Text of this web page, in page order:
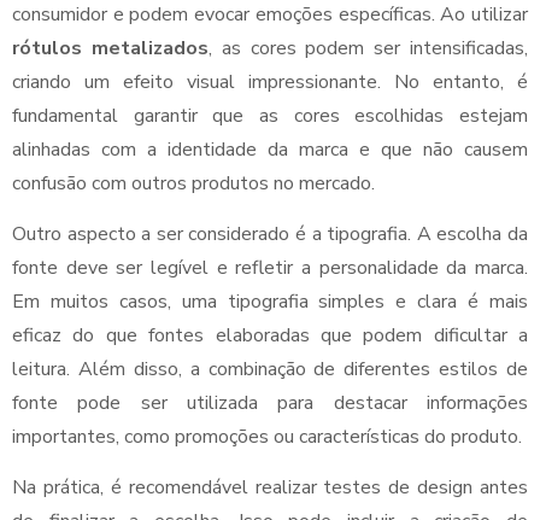
consumidor e podem evocar emoções específicas. Ao utilizar
rótulos metalizados, as cores podem ser intensificadas,
criando um efeito visual impressionante. No entanto, é
fundamental garantir que as cores escolhidas estejam
alinhadas com a identidade da marca e que não causem
confusão com outros produtos no mercado.
Outro aspecto a ser considerado é a tipografia. A escolha da
fonte deve ser legível e refletir a personalidade da marca.
Em muitos casos, uma tipografia simples e clara é mais
eficaz do que fontes elaboradas que podem dificultar a
leitura. Além disso, a combinação de diferentes estilos de
fonte pode ser utilizada para destacar informações
importantes, como promoções ou características do produto.
Na prática, é recomendável realizar testes de design antes